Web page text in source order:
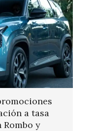
a tasa
Rombo y